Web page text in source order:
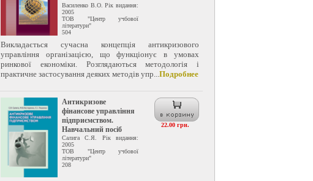
Василенко В.О. Рік видання:
2005
ТОВ "Центр учбової
літератури"
504
Викладається сучасна концепція антикризового
управління організацією, що функціонує в умовах
ринкової економіки. Розглядаються методологія і
практичне застосування деяких методів упр...Подробнее
Антикризове
фінансове управління
підприємством.
Навчальний посіб
Салига С.Я. Рік видання:
2005
ТОВ "Центр учбової
літератури"
208
22.00 грн.